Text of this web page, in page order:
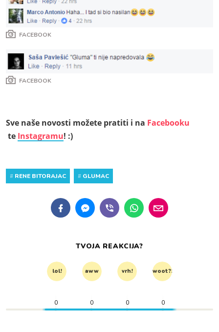
FACEBOOK
FACEBOOK
Sve naše novosti možete pratiti i na Facebooku
te Instagramu! :)
# RENE BITORAJAC # GLUMAC
TVOJA REAKCIJA?
lol! aww vrh! woot?!
0 0 0 0